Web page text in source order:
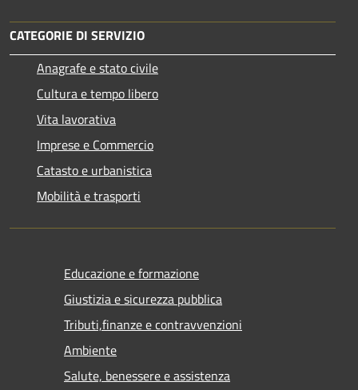
CATEGORIE DI SERVIZIO
Anagrafe e stato civile
Cultura e tempo libero
Vita lavorativa
Imprese e Commercio
Catasto e urbanistica
Mobilità e trasporti
Educazione e formazione
Giustizia e sicurezza pubblica
Tributi,finanze e contravvenzioni
Ambiente
Salute, benessere e assistenza